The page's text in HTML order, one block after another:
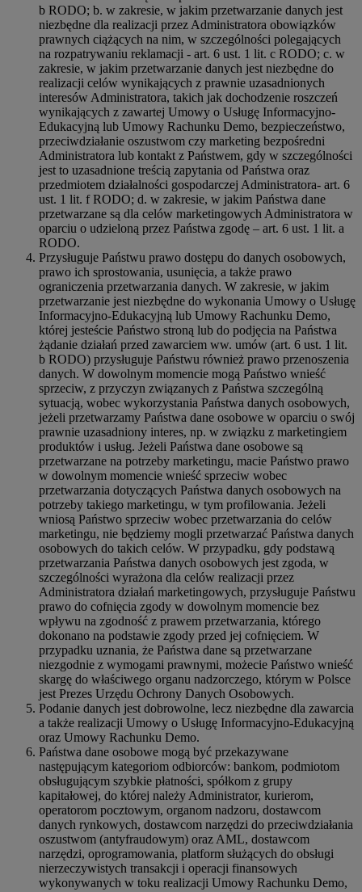
b RODO; b. w zakresie, w jakim przetwarzanie danych jest
niezbędne dla realizacji przez Administratora obowiązków
prawnych ciążących na nim, w szczególności polegających
na rozpatrywaniu reklamacji - art. 6 ust. 1 lit. c RODO; c. w
zakresie, w jakim przetwarzanie danych jest niezbędne do
realizacji celów wynikających z prawnie uzasadnionych
interesów Administratora, takich jak dochodzenie roszczeń
wynikających z zawartej Umowy o Usługę Informacyjno-
Edukacyjną lub Umowy Rachunku Demo, bezpieczeństwo,
przeciwdziałanie oszustwom czy marketing bezpośredni
Administratora lub kontakt z Państwem, gdy w szczególności
jest to uzasadnione treścią zapytania od Państwa oraz
przedmiotem działalności gospodarczej Administratora- art. 6
ust. 1 lit. f RODO; d. w zakresie, w jakim Państwa dane
przetwarzane są dla celów marketingowych Administratora w
oparciu o udzieloną przez Państwa zgodę – art. 6 ust. 1 lit. a
RODO.
Przysługuje Państwu prawo dostępu do danych osobowych,
prawo ich sprostowania, usunięcia, a także prawo
ograniczenia przetwarzania danych. W zakresie, w jakim
przetwarzanie jest niezbędne do wykonania Umowy o Usługę
Informacyjno-Edukacyjną lub Umowy Rachunku Demo,
której jesteście Państwo stroną lub do podjęcia na Państwa
żądanie działań przed zawarciem ww. umów (art. 6 ust. 1 lit.
b RODO) przysługuje Państwu również prawo przenoszenia
danych. W dowolnym momencie mogą Państwo wnieść
sprzeciw, z przyczyn związanych z Państwa szczególną
sytuacją, wobec wykorzystania Państwa danych osobowych,
jeżeli przetwarzamy Państwa dane osobowe w oparciu o swój
prawnie uzasadniony interes, np. w związku z marketingiem
produktów i usług. Jeżeli Państwa dane osobowe są
przetwarzane na potrzeby marketingu, macie Państwo prawo
w dowolnym momencie wnieść sprzeciw wobec
przetwarzania dotyczących Państwa danych osobowych na
potrzeby takiego marketingu, w tym profilowania. Jeżeli
wniosą Państwo sprzeciw wobec przetwarzania do celów
marketingu, nie będziemy mogli przetwarzać Państwa danych
osobowych do takich celów. W przypadku, gdy podstawą
przetwarzania Państwa danych osobowych jest zgoda, w
szczególności wyrażona dla celów realizacji przez
Administratora działań marketingowych, przysługuje Państwu
prawo do cofnięcia zgody w dowolnym momencie bez
wpływu na zgodność z prawem przetwarzania, którego
dokonano na podstawie zgody przed jej cofnięciem. W
przypadku uznania, że Państwa dane są przetwarzane
niezgodnie z wymogami prawnymi, możecie Państwo wnieść
skargę do właściwego organu nadzorczego, którym w Polsce
jest Prezes Urzędu Ochrony Danych Osobowych.
Podanie danych jest dobrowolne, lecz niezbędne dla zawarcia
a także realizacji Umowy o Usługę Informacyjno-Edukacyjną
oraz Umowy Rachunku Demo.
Państwa dane osobowe mogą być przekazywane
następującym kategoriom odbiorców: bankom, podmiotom
obsługującym szybkie płatności, spółkom z grupy
kapitałowej, do której należy Administrator, kurierom,
operatorom pocztowym, organom nadzoru, dostawcom
danych rynkowych, dostawcom narzędzi do przeciwdziałania
oszustwom (antyfraudowym) oraz AML, dostawcom
narzędzi, oprogramowania, platform służących do obsługi
nierzeczywistych transakcji i operacji finansowych
wykonywanych w toku realizacji Umowy Rachunku Demo,